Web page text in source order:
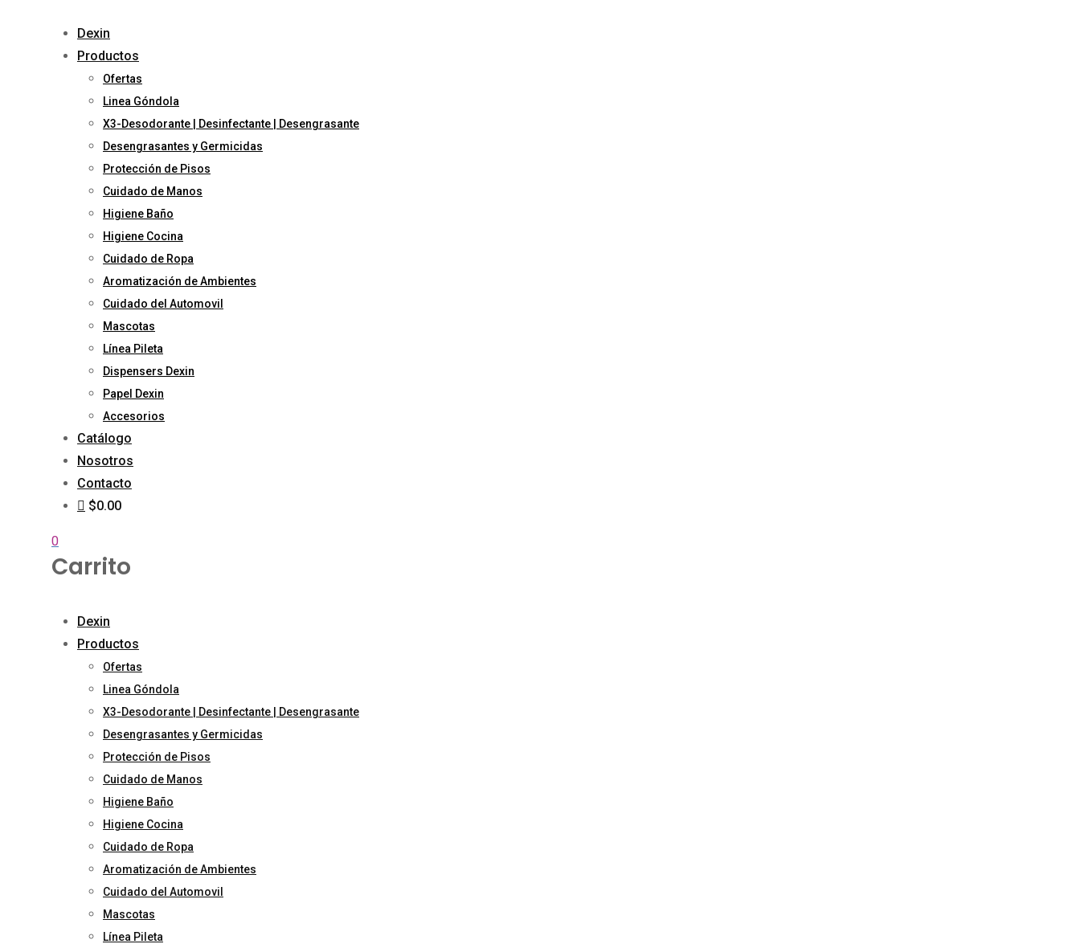
Dexin
Productos
Ofertas
Linea Góndola
X3-Desodorante | Desinfectante | Desengrasante
Desengrasantes y Germicidas
Protección de Pisos
Cuidado de Manos
Higiene Baño
Higiene Cocina
Cuidado de Ropa
Aromatización de Ambientes
Cuidado del Automovil
Mascotas
Línea Pileta
Dispensers Dexin
Papel Dexin
Accesorios
Catálogo
Nosotros
Contacto
$0.00
0
Carrito
Dexin
Productos
Ofertas
Linea Góndola
X3-Desodorante | Desinfectante | Desengrasante
Desengrasantes y Germicidas
Protección de Pisos
Cuidado de Manos
Higiene Baño
Higiene Cocina
Cuidado de Ropa
Aromatización de Ambientes
Cuidado del Automovil
Mascotas
Línea Pileta